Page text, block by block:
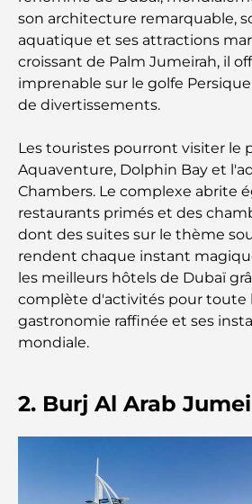
Le guide ultime des
de Palm Jumeirah
Découvrez les meilleurs
Business Bay, à Dubaï.
Hôpitaux publics à Dubaï :
complets pour tous
Lamborghini les plus chères
liste ultime des
L'école GEMS la plus chère
complet pour les parents
Les meilleures écoles près de
guide pour les familles
Les meilleurs restaurants
voyage culinaire
Découvrez la promenade de
balade placée sous le signe
panoramas.
son architecture remarquable,
aquatique et ses attractions
croissant de Palm Jumeirah, il
imprenable sur le golfe
de divertissements.
Les touristes pourront visiter le
Aquaventure, Dolphin Bay et
Chambers. Le complexe abrite
restaurants primés et des
dont des suites sur le thème
rendent chaque instant
les meilleurs hôtels de Dubaï
complète d'activités pour toute
gastronomie raffinée et ses
mondiale.
2. Burj Al Arab